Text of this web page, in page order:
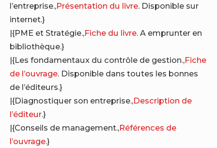
l’entreprise.,Présentation du livre. Disponible sur
internet.}
|{PME et Stratégie.,Fiche du livre. A emprunter en
bibliothèque.}
|{Les fondamentaux du contrôle de gestion.,Fiche
de l’ouvrage. Disponible dans toutes les bonnes
de l’éditeurs.}
|{Diagnostiquer son entreprise.,Description de
l’éditeur.}
|{Conseils de management.,Références de
l’ouvrage.}